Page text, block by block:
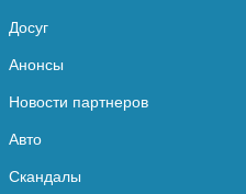
Досуг
Анонсы
Новости партнеров
Авто
Скандалы